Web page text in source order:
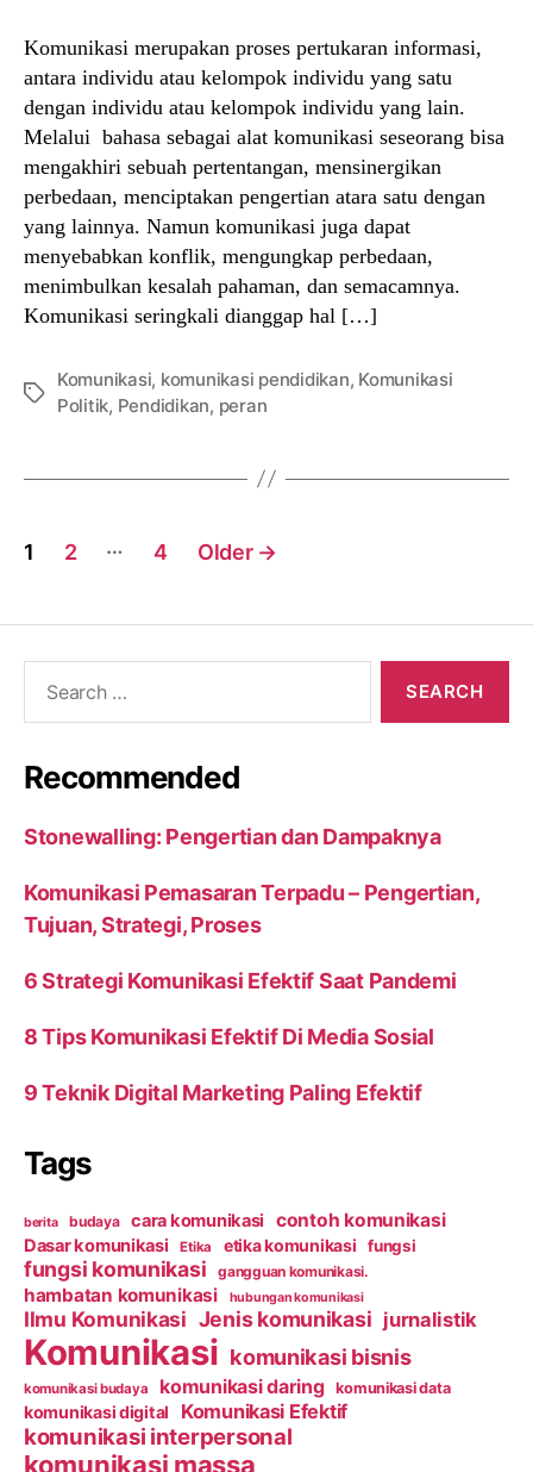
Komunikasi merupakan proses pertukaran informasi,
antara individu atau kelompok individu yang satu
dengan individu atau kelompok individu yang lain.
Melalui bahasa sebagai alat komunikasi seseorang bisa
mengakhiri sebuah pertentangan, mensinergikan
perbedaan, menciptakan pengertian atara satu dengan
yang lainnya. Namun komunikasi juga dapat
menyebabkan konflik, mengungkap perbedaan,
menimbulkan kesalah pahaman, dan semacamnya.
Komunikasi seringkali dianggap hal […]
Tags
Komunikasi, komunikasi pendidikan, Komunikasi
Politik, Pendidikan, peran
Posts
1 2 … 4 Older →
Recommended
Stonewalling: Pengertian dan Dampaknya
Komunikasi Pemasaran Terpadu – Pengertian,
Tujuan, Strategi, Proses
6 Strategi Komunikasi Efektif Saat Pandemi
8 Tips Komunikasi Efektif Di Media Sosial
9 Teknik Digital Marketing Paling Efektif
Tags
berita budaya cara komunikasi contoh komunikasi
Dasar komunikasi Etika etika komunikasi fungsi
fungsi komunikasi gangguan komunikasi.
hambatan komunikasi hubungan komunikasi
Ilmu Komunikasi Jenis komunikasi jurnalistik
Komunikasi komunikasi bisnis
komunikasi budaya komunikasi daring komunikasi data
komunikasi digital Komunikasi Efektif
komunikasi interpersonal
komunikasi massa